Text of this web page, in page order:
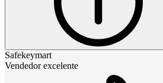
Safekeymart
Vendedor excelente